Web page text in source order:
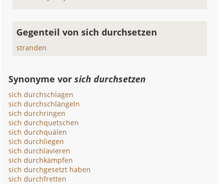
Gegenteil von sich durchsetzen
stranden
Synonyme vorsich durchsetzen
sich durchschlagen
sich durchschlängeln
sich durchringen
sich durchquetschen
sich durchquälen
sich durchliegen
sich durchlavieren
sich durchkämpfen
sich durchgesetzt haben
sich durchfretten